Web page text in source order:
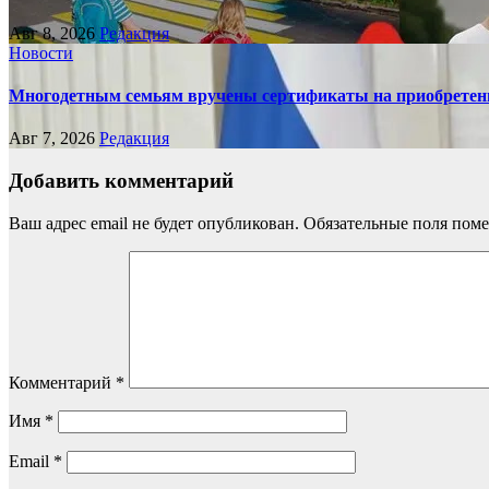
Авг 8, 2026 Редакция
Новости
Многодетным семьям вручены сертификаты на
Авг 7, 2026 Редакция
Добавить комментарий
Ваш адрес email не будет опубликован. Обязательные поля
Комментарий *
Имя *
Email *